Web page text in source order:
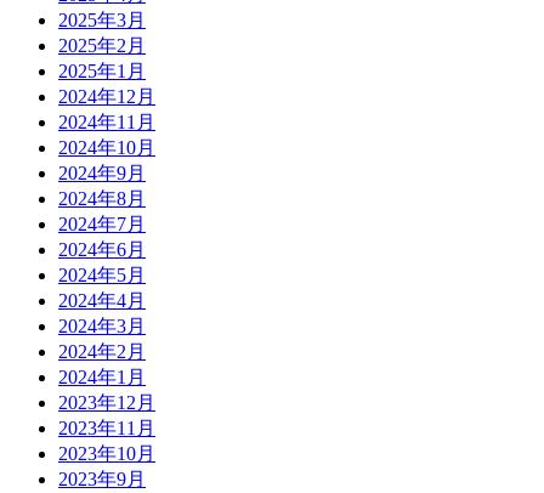
2025年3月
2025年2月
2025年1月
2024年12月
2024年11月
2024年10月
2024年9月
2024年8月
2024年7月
2024年6月
2024年5月
2024年4月
2024年3月
2024年2月
2024年1月
2023年12月
2023年11月
2023年10月
2023年9月